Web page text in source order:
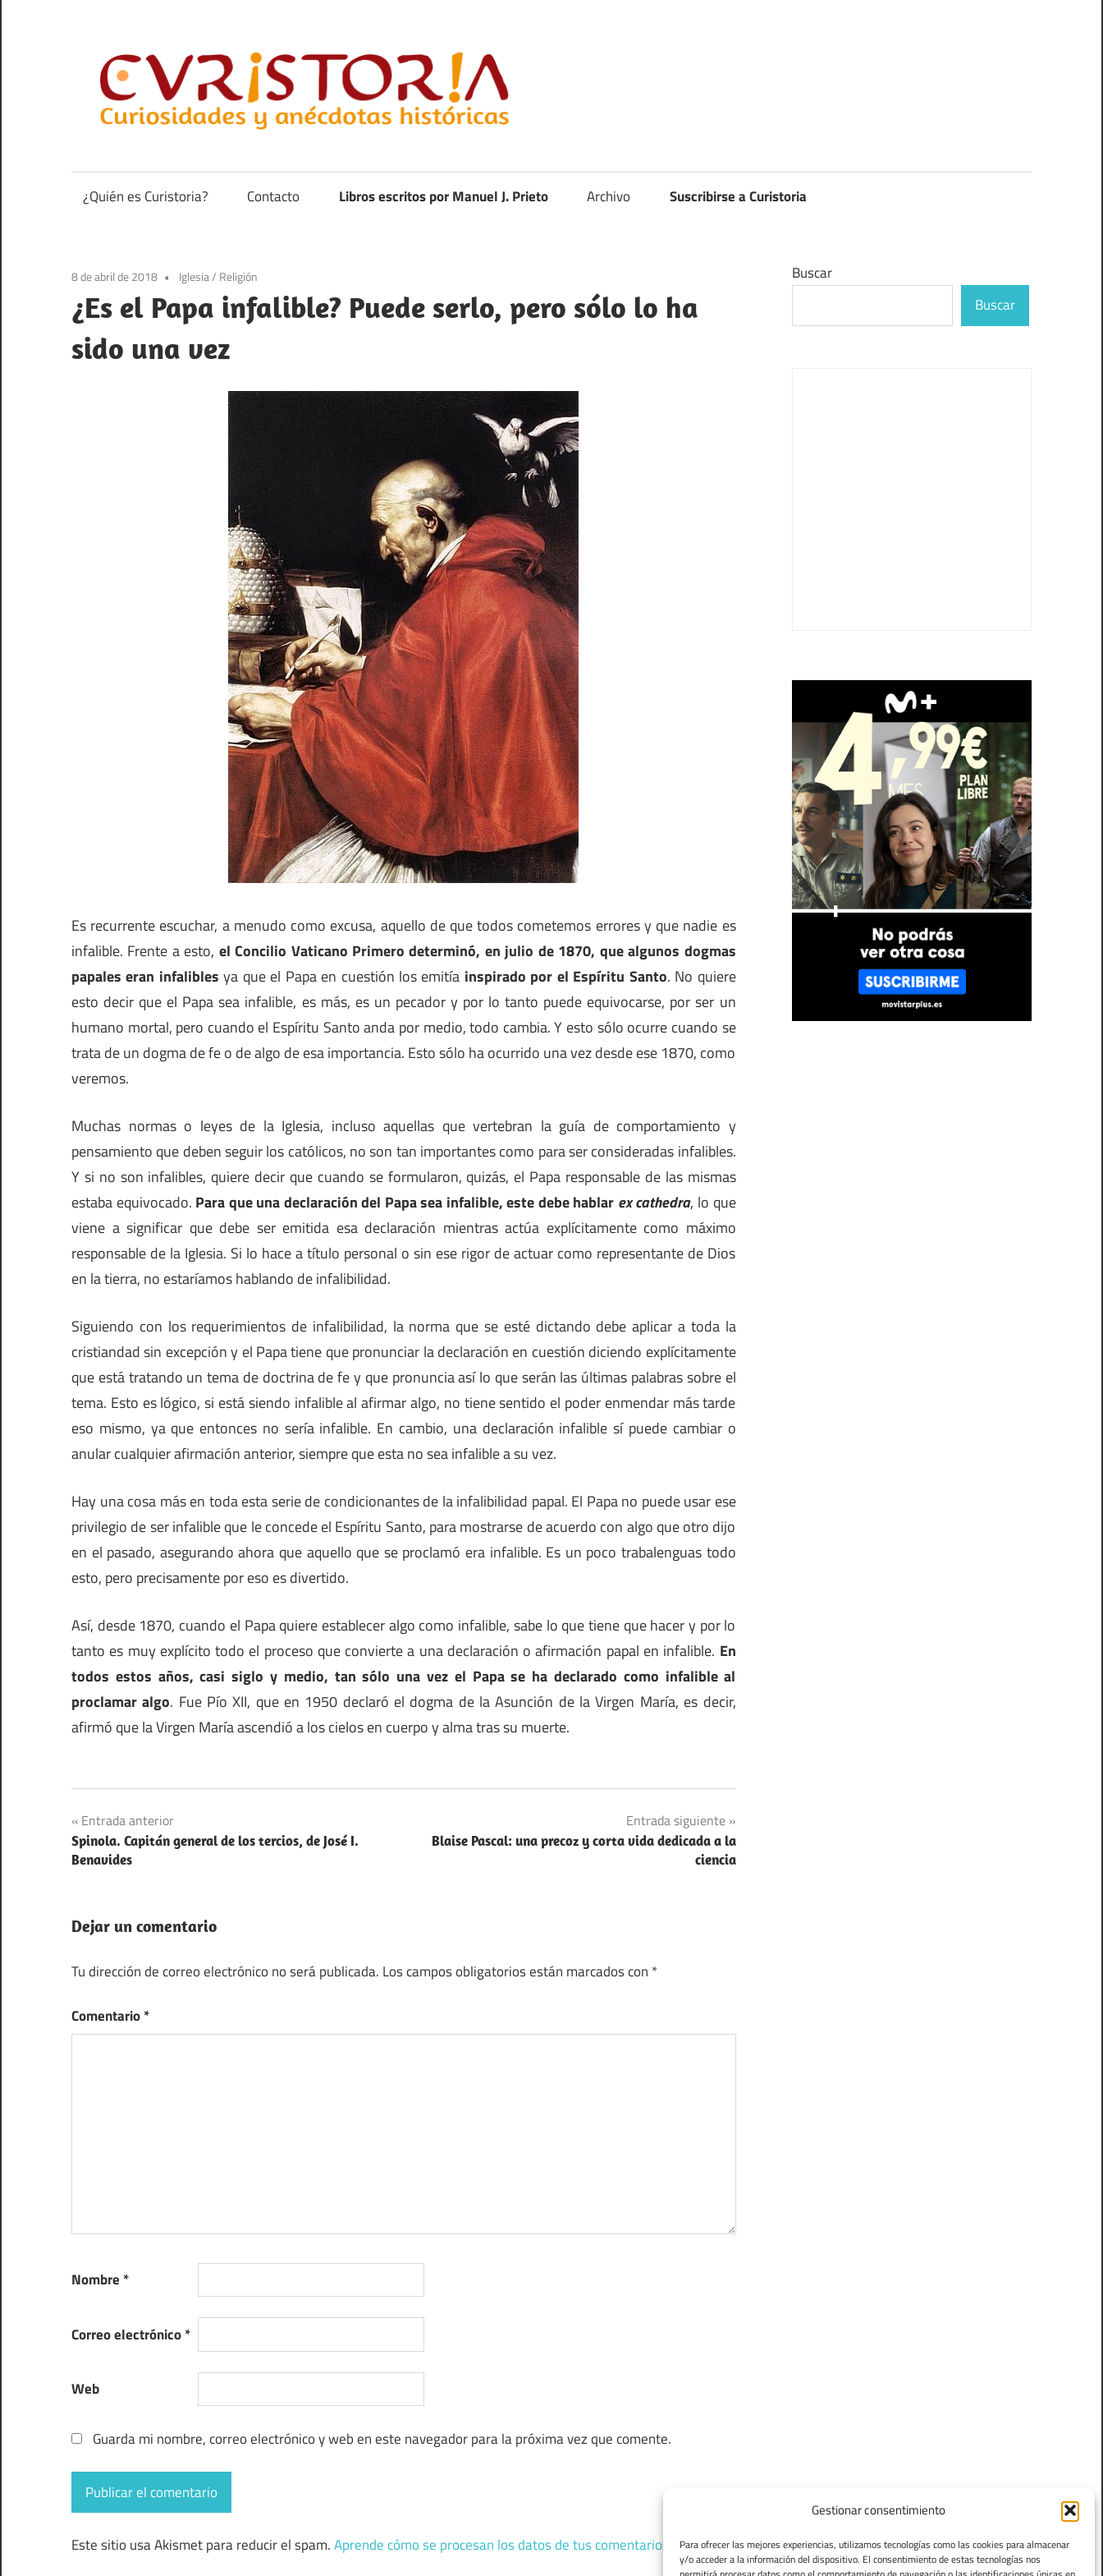
Gestionar consentimiento
Para ofrecer las mejores experiencias, utilizamos tecnologías como las cookies para almacenar
y/o acceder a la información del dispositivo. El consentimiento de estas tecnologías nos
contenido
anécdotas
de
¿Quién es Curistoria? Contacto Libros escritos por Manuel J. Prieto Archivo Suscribirse a Curistoria
8 de abril de 2018 Iglesia/ Religión
¿Es el Papa infalible? Puede serlo, pero sólo lo ha
sido una vez
Es recurrente escuchar, a menudo como excusa, aquello de que todos cometemos errores y que nadie es
infalible. Frente a esto, el Concilio Vaticano Primero determinó, en julio de 1870, que algunos dogmas
papales eran infalibles ya que el Papa en cuestión los emitía inspirado por el Espíritu Santo. No quiere
esto decir que el Papa sea infalible, es más, es un pecador y por lo tanto puede equivocarse, por ser un
humano mortal, pero cuando el Espíritu Santo anda por medio, todo cambia. Y esto sólo ocurre cuando se
trata de un dogma de fe o de algo de esa importancia. Esto sólo ha ocurrido una vez desde ese 1870, como
veremos.
Muchas normas o leyes de la Iglesia, incluso aquellas que vertebran la guía de comportamiento y
pensamiento que deben seguir los católicos, no son tan importantes como para ser consideradas infalibles.
Y si no son infalibles, quiere decir que cuando se formularon, quizás, el Papa responsable de las mismas
estaba equivocado. Para que una declaración del Papa sea infalible, este debe hablar ex cathedra, lo que
viene a significar que debe ser emitida esa declaración mientras actúa explícitamente como máximo
responsable de la Iglesia. Si lo hace a título personal o sin ese rigor de actuar como representante de Dios
en la tierra, no estaríamos hablando de infalibilidad.
Siguiendo con los requerimientos de infalibilidad, la norma que se esté dictando debe aplicar a toda la
cristiandad sin excepción y el Papa tiene que pronunciar la declaración en cuestión diciendo explícitamente
que está tratando un tema de doctrina de fe y que pronuncia así lo que serán las últimas palabras sobre el
tema. Esto es lógico, si está siendo infalible al afirmar algo, no tiene sentido el poder enmendar más tarde
eso mismo, ya que entonces no sería infalible. En cambio, una declaración infalible sí puede cambiar o
anular cualquier afirmación anterior, siempre que esta no sea infalible a su vez.
Hay una cosa más en toda esta serie de condicionantes de la infalibilidad papal. El Papa no puede usar ese
privilegio de ser infalible que le concede el Espíritu Santo, para mostrarse de acuerdo con algo que otro dijo
en el pasado, asegurando ahora que aquello que se proclamó era infalible. Es un poco trabalenguas todo
esto, pero precisamente por eso es divertido.
Así, desde 1870, cuando el Papa quiere establecer algo como infalible, sabe lo que tiene que hacer y por lo
tanto es muy explícito todo el proceso que convierte a una declaración o afirmación papal en infalible. En
todos estos años, casi siglo y medio, tan sólo una vez el Papa se ha declarado como infalible al
proclamar algo. Fue Pío XII, que en 1950 declaró el dogma de la Asunción de la Virgen María, es decir,
afirmó que la Virgen María ascendió a los cielos en cuerpo y alma tras su muerte.
Navegación
de
Entrada anterior
Spinola. Capitán general de los tercios, de José I.
Benavides
Entrada siguiente
Blaise Pascal: una precoz y corta vida dedicada a la
ciencia
Dejar un comentario
Tu dirección de correo electrónico no será publicada. Los campos obligatorios están marcados con *
Comentario*
Nombre *
Correo electrónico*
Web
Guarda mi nombre, correo electrónico y web en este navegador para la próxima vez que comente.
Este sitio usa Akismet para reducir el spam.Aprende cómo se procesan los datos de tus comentarios.
Buscar
Buscar